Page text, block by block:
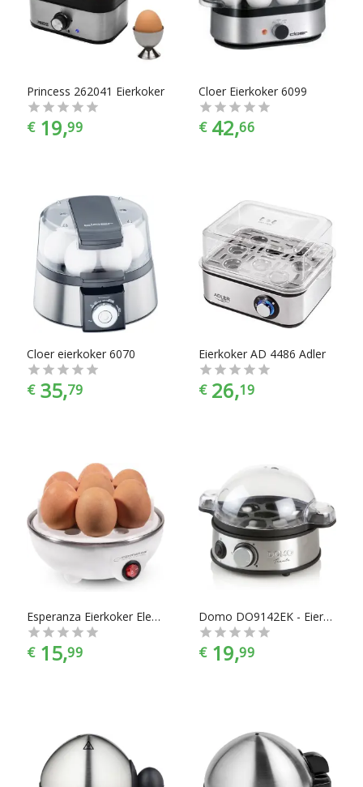
Princess 262041 Eierkoker
€ 19,99
Cloer Eierkoker 6099
€ 42,66
Cloer eierkoker 6070
€ 35,79
Eierkoker AD 4486 Adler
€ 26,19
Esperanza Eierkoker Electrisch 1-7 Eieren
€ 15,99
Domo DO9142EK - Eierkoker
€ 19,99